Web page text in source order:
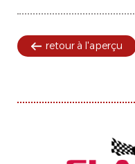
retour à l'aperçu